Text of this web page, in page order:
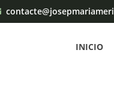
INICIO